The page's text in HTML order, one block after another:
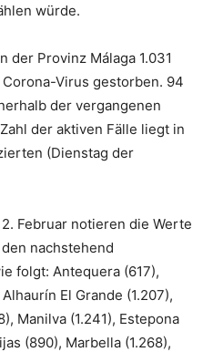
würde.
der Provinz Málaga 1.031
Virus gestorben. 94
der vergangenen
der aktiven Fälle liegt in
(Dienstag der
Februar notieren die Werte
nachstehend
folgt: Antequera (617),
El Grande (1.207),
Manilva (1.241), Estepona
(890), Marbella (1.268),